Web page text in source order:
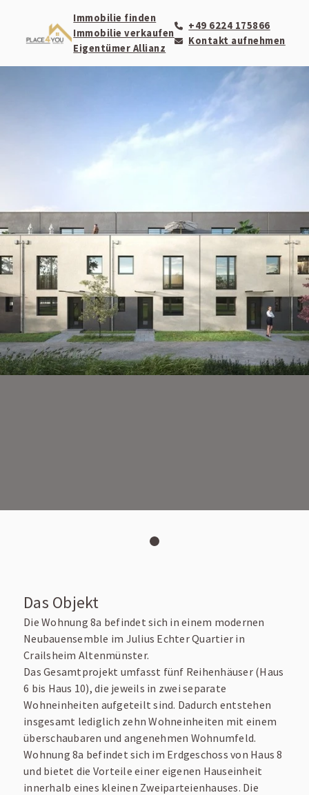
Immobilie finden
Immobilie verkaufen
Eigentümer Allianz
+49 6224 175866
Kontakt aufnehmen
Wohnung zu kaufen in Crailsheim
**Neubau** | 2 ZKB - EG-Wohnung in
Crailsheim | 8a - ca. 38,88 m² | DIE
perfekte Kapitalanlage
Das Objekt
Die Wohnung 8a befindet sich in einem modernen
Neubauensemble im Julius Echter Quartier in
Crailsheim Altenmünster.
Das Gesamtprojekt umfasst fünf Reihenhäuser (Haus
6 bis Haus 10), die jeweils in zwei separate
Wohneinheiten aufgeteilt sind. Dadurch entstehen
insgesamt lediglich zehn Wohneinheiten mit einem
überschaubaren und angenehmen Wohnumfeld.
Wohnung 8a befindet sich im Erdgeschoss von Haus 8
und bietet die Vorteile einer eigenen Hauseinheit
innerhalb eines kleinen Zweiparteienhauses. Die